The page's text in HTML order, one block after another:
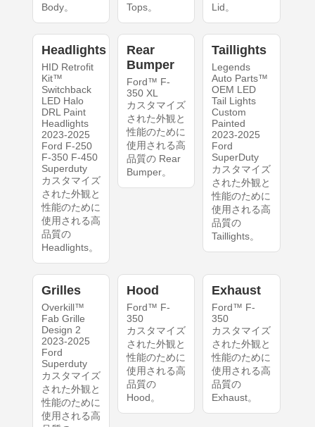
Body。
Tops。
Lid。
Headlights
HID Retrofit
Kit™
Switchback
LED Halo
DRL Paint
Headlights
2023-2025
Ford F-250
F-350 F-450
Superduty
カスタマイズ
された外観と
性能のために
使用される高
品質の
Headlights。
Rear
Bumper
Ford™ F-
350 XL
カスタマイズ
された外観と
性能のために
使用される高
品質の Rear
Bumper。
Taillights
Legends
Auto Parts™
OEM LED
Tail Lights
Custom
Painted
2023-2025
Ford
SuperDuty
カスタマイズ
された外観と
性能のために
使用される高
品質の
Taillights。
Grilles
Overkill™
Fab Grille
Design 2
2023-2025
Ford
Superduty
カスタマイズ
された外観と
性能のために
使用される高
Hood
Ford™ F-
350
カスタマイズ
された外観と
性能のために
使用される高
品質の
Hood。
Exhaust
Ford™ F-
350
カスタマイズ
された外観と
性能のために
使用される高
品質の
Exhaust。